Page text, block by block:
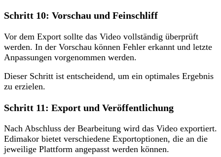
Schritt 10: Vorschau und Feinschliff
Vor dem Export sollte das Video vollständig überprüft
werden. In der Vorschau können Fehler erkannt und letzte
Anpassungen vorgenommen werden.
Dieser Schritt ist entscheidend, um ein optimales Ergebnis
zu erzielen.
Schritt 11: Export und Veröffentlichung
Nach Abschluss der Bearbeitung wird das Video exportiert.
Edimakor bietet verschiedene Exportoptionen, die an die
jeweilige Plattform angepasst werden können.